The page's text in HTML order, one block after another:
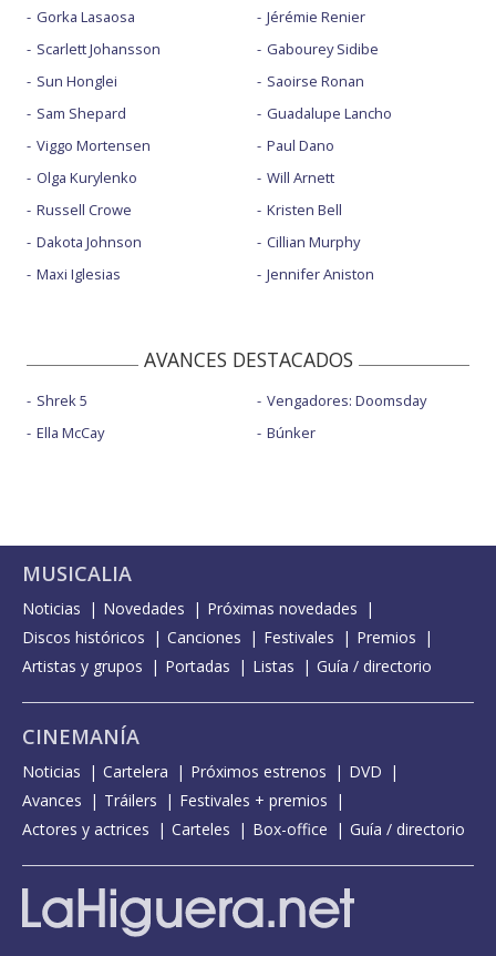
Gorka Lasaosa
Scarlett Johansson
Sun Honglei
Sam Shepard
Viggo Mortensen
Olga Kurylenko
Russell Crowe
Dakota Johnson
Maxi Iglesias
Jérémie Renier
Gabourey Sidibe
Saoirse Ronan
Guadalupe Lancho
Paul Dano
Will Arnett
Kristen Bell
Cillian Murphy
Jennifer Aniston
AVANCES DESTACADOS
Shrek 5
Ella McCay
Vengadores: Doomsday
Búnker
MUSICALIA
Noticias Novedades
Próximas novedades
Discos históricos
Canciones Festivales
Premios
Artistas y grupos
Portadas Listas Guía / directorio
CINEMANÍA
Noticias Cartelera Próximos estrenos
DVD
Avances
Tráilers
Festivales + premios
Actores y actrices
Carteles Box-office Guía / directorio